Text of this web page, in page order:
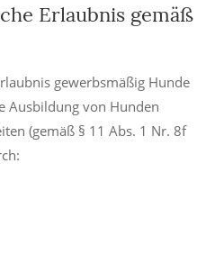
Erlaubnis gemäß
gewerbsmäßig Hunde
Ausbildung von Hunden
(gemäß § 11 Abs. 1 Nr. 8f